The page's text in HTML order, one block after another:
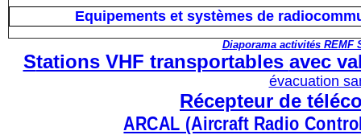
Equipements et systèmes de
Diaporama activités REMF
Stations VHF transportables avec
évacuation
Récepteur de
ARCAL (Aircraft Radio